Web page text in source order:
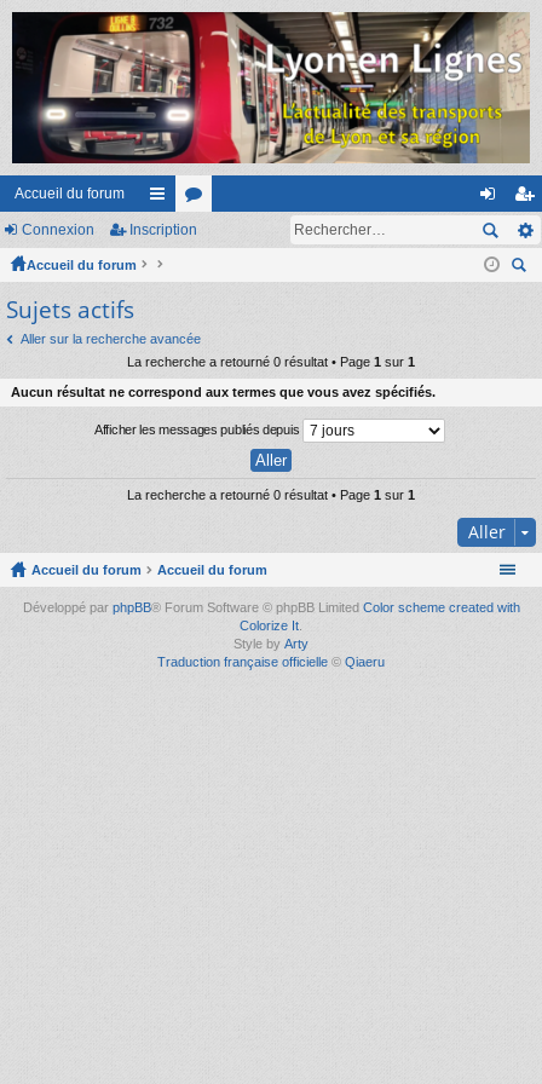
Accueil du forum
ac
co
ci
s
or
s
on
ne
ns
cri
Connexion Inscription
Accueil du forum
Sujets actifs
Aller sur la recherche avancée
La recherche a retourné 0 résultat • Page 1 sur 1
Aucun résultat ne correspond aux termes que vous avez spécifiés.
Afficher les messages publiés depuis
La recherche a retourné 0 résultat • Page 1 sur 1
Aller
Accueil du forum Accueil du forum
Développé par phpBB® Forum Software © phpBB Limited Color scheme created with
Colorize It
Style by Arty
Traduction française officielle © Qiaeru